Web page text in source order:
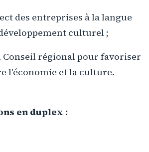
des entreprises à la langue
culturel ;
régional pour favoriser
l'économie et la culture.
en duplex :